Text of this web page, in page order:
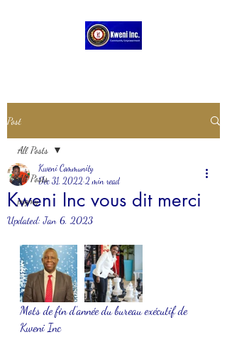
Post
All Posts
pygmy
All Posts
Kweni Inc vous dit merci
Kweni Community
Dec 31, 2022 2 min read
Updated:Jan 6, 2023
Mots de fin d’année du bureau exécutif de
Kweni Inc